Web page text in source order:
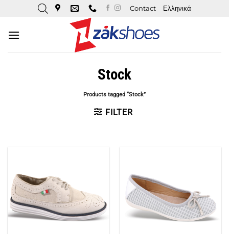
content
Contact Ελληνικά
Stock
Products tagged “Stock”
FILTER